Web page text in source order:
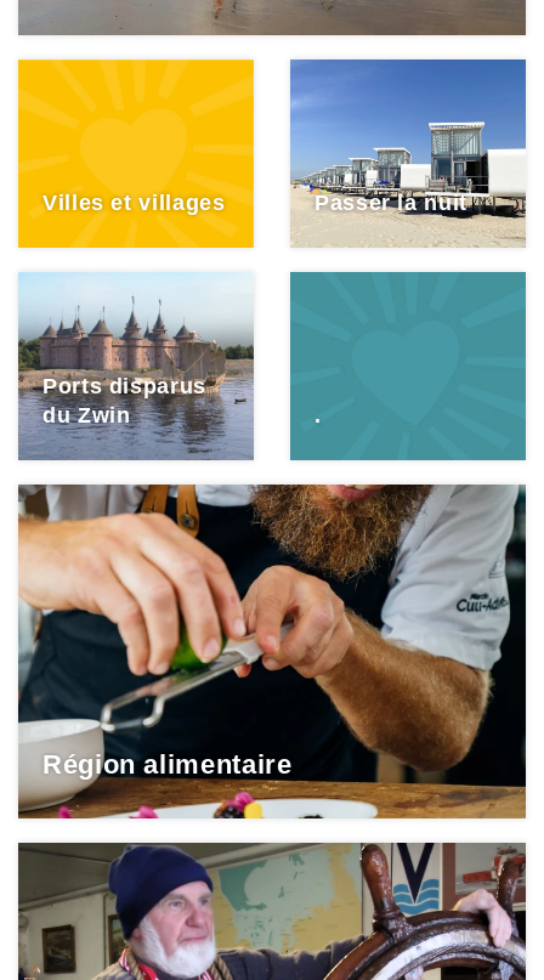
Villes et villages Passer la nuit
Ports disparus
du Zwin
.
Région alimentaire